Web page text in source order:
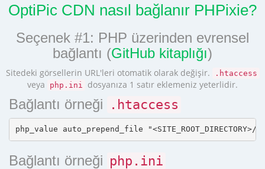
OptiPic CDN nasıl bağlanır PHPixie?
Seçenek #1: PHP üzerinden evrensel
bağlantı (GitHub kitaplığı)
Sitedeki görsellerin URL'leri otomatik olarak değişir. .htaccess
veya php.ini dosyanıza 1 satır eklemeniz yeterlidir.
Bağlantı örneği .htaccess
Bağlantı örneği php.ini